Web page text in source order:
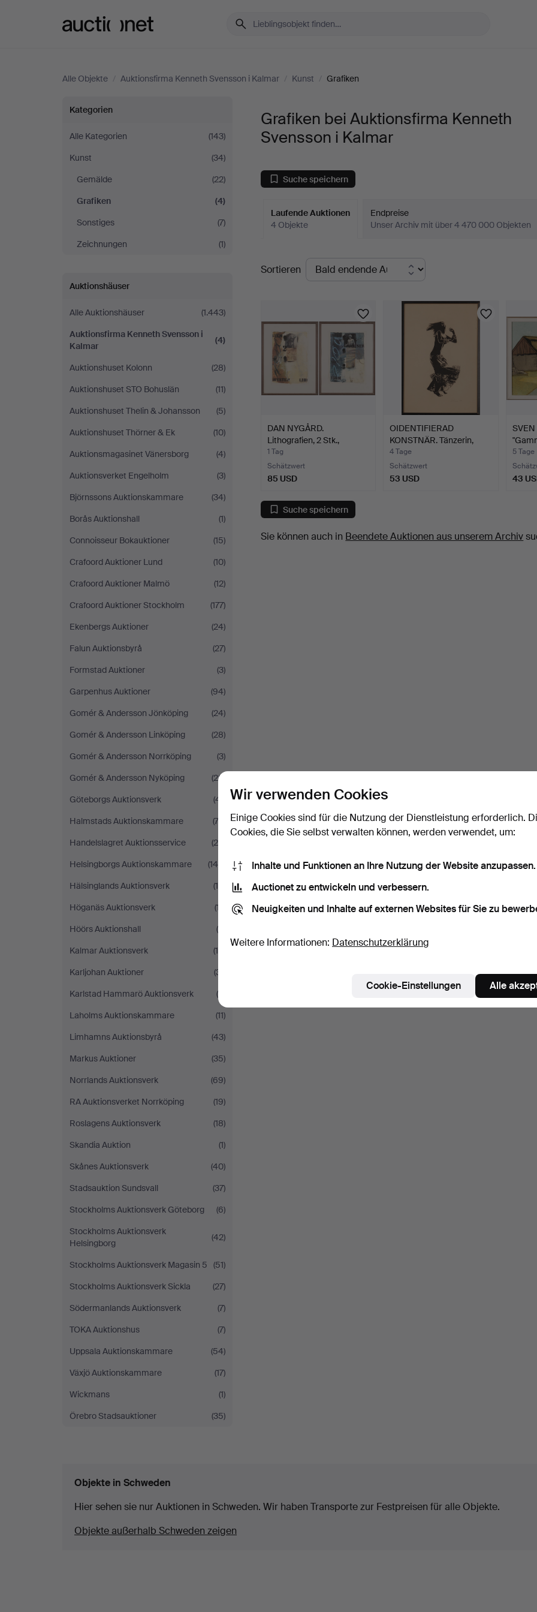
Alle Objekte / Auktionsfirma Kenneth Svensson i Kalmar / Kunst / Grafiken
Grafiken
bei
Auktionsfirma
Kenneth
Svensson
Kalmar
Kategorien
Alle Kategorien
(143)
Kunst
(34)
Gemälde
(22)
Grafiken
(4)
Sonstiges
(7)
Zeichnungen
(1)
Auktionshäuser
Alle Auktionshäuser
(1.443)
Auktionsfirma Kenneth Svensson i
Kalmar
(4)
Auktionshuset Kolonn
(28)
Auktionshuset STO Bohuslän
(11)
Auktionshuset Thelin & Johansson
(5)
Auktionshuset Thörner & Ek
(10)
Auktionsmagasinet Vänersborg
(4)
Auktionsverket Engelholm
(3)
Björnssons Auktionskammare
(34)
Borås Auktionshall
(1)
Connoisseur Bokauktioner
(15)
Crafoord Auktioner Lund
(10)
Crafoord Auktioner Malmö
(12)
Crafoord Auktioner Stockholm
(177)
Ekenbergs Auktioner
(24)
Falun Auktionsbyrå
(27)
Formstad Auktioner
(3)
Garpenhus Auktioner
(94)
Gomér & Andersson Jönköping
(24)
Gomér & Andersson Linköping
(28)
Gomér & Andersson Norrköping
(3)
Gomér & Andersson Nyköping
(28)
Göteborgs Auktionsverk
(41)
Halmstads Auktionskammare
(74)
Handelslagret Auktionsservice
(25)
Helsingborgs Auktionskammare
(144)
Hälsinglands Auktionsverk
(15)
Höganäs Auktionsverk
(17)
Höörs Auktionshall
(9)
Kalmar Auktionsverk
(14)
Karljohan Auktioner
(31)
Karlstad Hammarö Auktionsverk
(8)
Laholms Auktionskammare
(11)
Limhamns Auktionsbyrå
(43)
Markus Auktioner
(35)
Norrlands Auktionsverk
(69)
RA Auktionsverket Norrköping
(19)
Roslagens Auktionsverk
(18)
Skandia Auktion
(1)
Skånes Auktionsverk
(40)
Stadsauktion Sundsvall
(37)
Stockholms Auktionsverk Göteborg
(6)
Stockholms Auktionsverk
Helsingborg
(42)
Stockholms Auktionsverk Magasin 5
(51)
Stockholms Auktionsverk Sickla
(27)
Södermanlands Auktionsverk
(7)
TOKA Auktionshus
(7)
Uppsala Auktionskammare
(54)
Växjö Auktionskammare
(17)
Wickmans
(1)
Örebro Stadsauktioner
(35)
Grafiken bei Auktionsfirma Kenneth
Svensson i Kalmar
Suche speichern
Laufende Auktionen
4 Objekte
Endpreise
Unser Archiv mit über 4 470 000 Objekten
Laufende
Auktionen
Sortieren
DAN NYGÅRD.
Lithografien, 2 Stk.,
signiert…
1 Tag
Schätzwert
85 USD
OIDENTIFIERAD
KONSTNÄR. Tänzerin,
Silhouet…
4 Tage
Schätzwert
53 USD
SVEN
5 Tage
43
Suche speichern
Sie können auch in Beendete Auktionen aus unserem Archiv
Objekte in Schweden
Hier sehen sie nur Auktionen in Schweden. Wir haben Transporte zur Festpreisen für alle Objekte.
Objekte außerhalb Schweden zeigen
Wir verwenden Cookies
Einige Cookies sind für die Nutzung der Dienstleistung erforderlich.
Cookies, die Sie selbst verwalten können, werden verwendet, um:
Inhalte und Funktionen an Ihre Nutzung der Website anzupassen.
Auctionet zu entwickeln und verbessern.
Neuigkeiten und Inhalte auf externen Websites für Sie zu
Weitere Informationen: Datenschutzerklärung
Cookie-Einstellungen Alle